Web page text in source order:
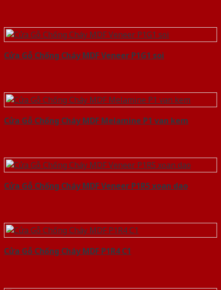
Cửa Gỗ Chống Cháy MDF Veneer P1G1 soi
Cửa Gỗ Chống Cháy MDF Melamine P1 van kem
Cửa Gỗ Chống Cháy MDF Veneer P1R5 xoan dao
Cửa Gỗ Chống Cháy MDF P1R4 C1